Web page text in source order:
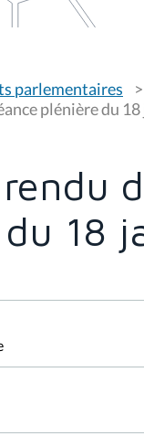
parlementaires
plénière du
18